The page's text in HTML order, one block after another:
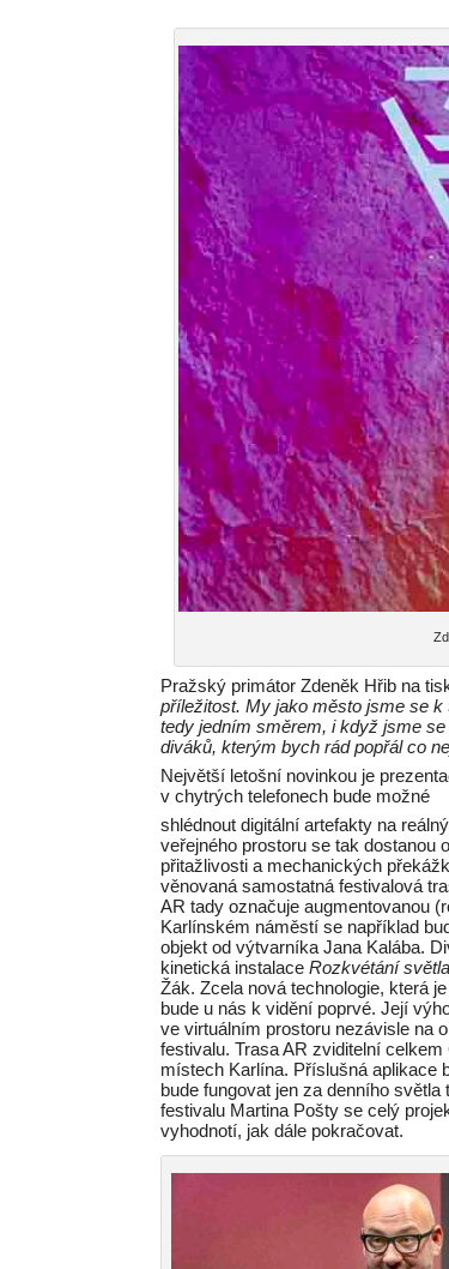
Pražský primátor Zdeněk Hřib na
příležitost. My jako město jsme se
tedy jedním směrem, i když jsme
diváků, kterým bych rád popřál co
Největší letošní novinkou je
v chytrých telefonech bude možné
shlédnout digitální artefakty na
veřejného prostoru se tak dostanou
přitažlivosti a mechanických
věnovaná samostatná festivalová
AR tady označuje augmentovanou
Karlínském náměstí se například
objekt od výtvarníka Jana Kalába.
kinetická instalaceRozkvétání světla
Žák. Zcela nová technologie, která
bude u nás k vidění poprvé. Její
ve virtuálním prostoru nezávisle na
festivalu. Trasa AR zviditelní
místech Karlína. Příslušná aplikace
bude fungovat jen za denního světla
festivalu Martina Pošty se celý
vyhodnotí, jak dále pokračovat.